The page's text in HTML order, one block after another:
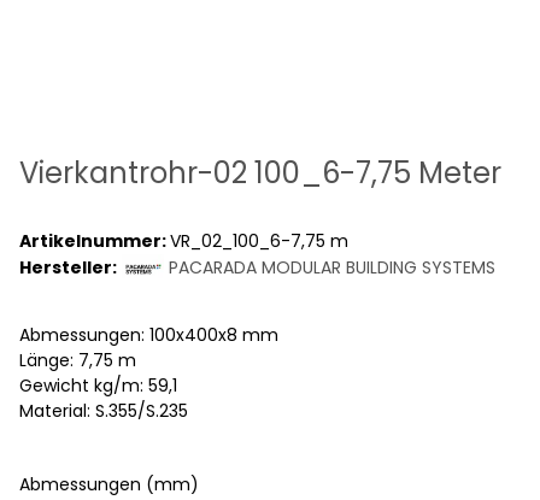
Vierkantrohr-02 100_6-7,75 Meter
Artikelnummer:VR_02_100_6-7,75 m
Hersteller:
PACARADA MODULAR BUILDING SYSTEMS
Abmessungen: 100x400x8 mm
Länge: 7,75 m
Gewicht kg/m: 59,1
Material: S.355/S.235
Abmessungen (mm)